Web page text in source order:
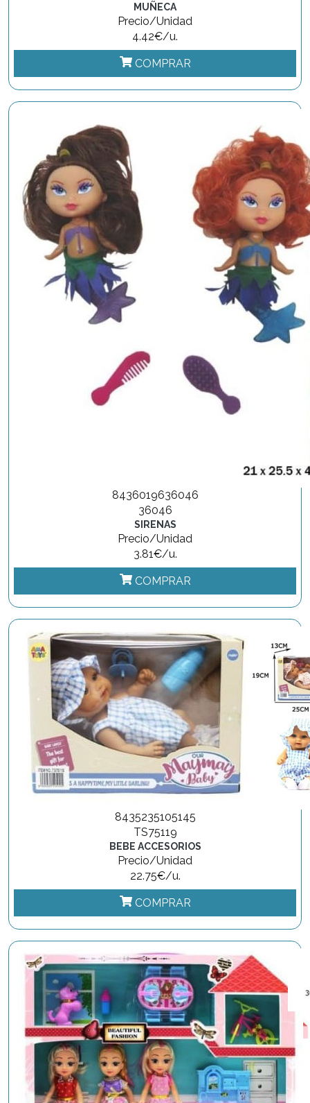
MUÑECA
Precio/Unidad
4.42€/u.
COMPRAR
8436019636046
36046
SIRENAS
Precio/Unidad
3.81€/u.
COMPRAR
8435235105145
TS75119
BEBE ACCESORIOS
Precio/Unidad
22.75€/u.
COMPRAR